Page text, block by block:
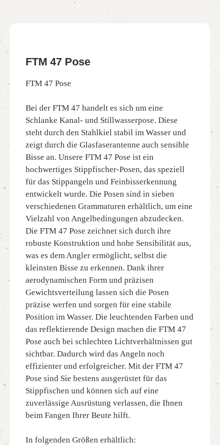
FTM 47 Pose
FTM 47 Pose
Bei der FTM 47 handelt es sich um eine
Schlanke Kanal- und Stillwasserpose. Diese
steht durch den Stahlkiel stabil im Wasser und
zeigt durch die Glasfaserantenne auch sensible
Bisse an. Unsere FTM 47 Pose ist ein
hochwertiges Stippfischer-Posen, das speziell
für das Stippangeln und Feinbisserkennung
entwickelt wurde. Die Posen sind in sieben
verschiedenen Grammaturen erhältlich, um eine
Vielzahl von Angelbedingungen abzudecken.
Die FTM 47 Pose zeichnet sich durch ihre
robuste Konstruktion und hohe Sensibilität aus,
was es dem Angler ermöglicht, selbst die
kleinsten Bisse zu erkennen. Dank ihrer
aerodynamischen Form und präzisen
Gewichtsverteilung lassen sich die Posen
präzise werfen und sorgen für eine stabile
Position im Wasser. Die leuchtenden Farben und
das reflektierende Design machen die FTM 47
Pose auch bei schlechten Lichtverhältnissen gut
sichtbar. Dadurch wird das Angeln noch
effizienter und erfolgreicher. Mit der FTM 47
Pose sind Sie bestens ausgerüstet für das
Stippfischen und können sich auf eine
zuverlässige Ausrüstung verlassen, die Ihnen
beim Fangen Ihrer Beute hilft.
In folgenden Größen erhältlich: